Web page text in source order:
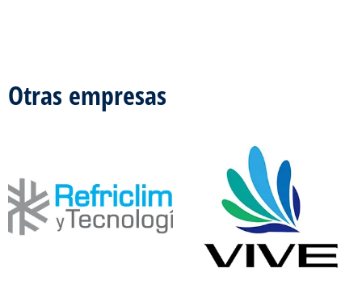
Otras empresas